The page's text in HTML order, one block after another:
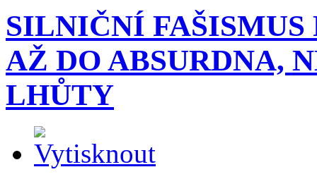
SILNIČNÍ
AŽ DO ABSURDNA,
LHŮTY